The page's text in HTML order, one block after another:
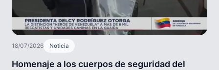
18/07/2026 Noticia
Homenaje a los cuerpos de seguridad del